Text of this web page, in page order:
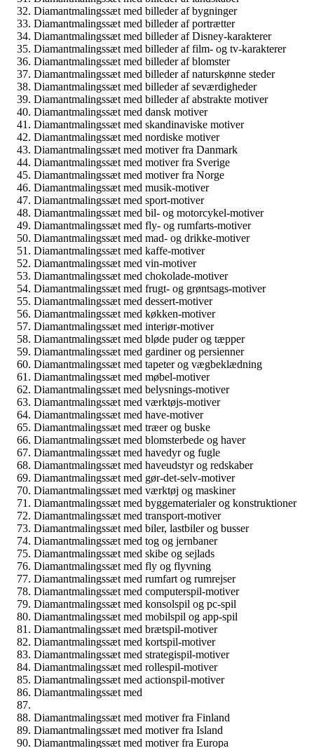
Diamantmalingssæt med billeder af bygninger
Diamantmalingssæt med billeder af portrætter
Diamantmalingssæt med billeder af Disney-karakterer
Diamantmalingssæt med billeder af film- og tv-karakterer
Diamantmalingssæt med billeder af blomster
Diamantmalingssæt med billeder af naturskønne steder
Diamantmalingssæt med billeder af seværdigheder
Diamantmalingssæt med billeder af abstrakte motiver
Diamantmalingssæt med dansk motiver
Diamantmalingssæt med skandinaviske motiver
Diamantmalingssæt med nordiske motiver
Diamantmalingssæt med motiver fra Danmark
Diamantmalingssæt med motiver fra Sverige
Diamantmalingssæt med motiver fra Norge
Diamantmalingssæt med musik-motiver
Diamantmalingssæt med sport-motiver
Diamantmalingssæt med bil- og motorcykel-motiver
Diamantmalingssæt med fly- og rumfarts-motiver
Diamantmalingssæt med mad- og drikke-motiver
Diamantmalingssæt med kaffe-motiver
Diamantmalingssæt med vin-motiver
Diamantmalingssæt med chokolade-motiver
Diamantmalingssæt med frugt- og grøntsags-motiver
Diamantmalingssæt med dessert-motiver
Diamantmalingssæt med køkken-motiver
Diamantmalingssæt med interiør-motiver
Diamantmalingssæt med bløde puder og tæpper
Diamantmalingssæt med gardiner og persienner
Diamantmalingssæt med tapeter og vægbeklædning
Diamantmalingssæt med møbel-motiver
Diamantmalingssæt med belysnings-motiver
Diamantmalingssæt med værktøjs-motiver
Diamantmalingssæt med have-motiver
Diamantmalingssæt med træer og buske
Diamantmalingssæt med blomsterbede og haver
Diamantmalingssæt med havedyr og fugle
Diamantmalingssæt med haveudstyr og redskaber
Diamantmalingssæt med gør-det-selv-motiver
Diamantmalingssæt med værktøj og maskiner
Diamantmalingssæt med byggematerialer og konstruktioner
Diamantmalingssæt med transport-motiver
Diamantmalingssæt med biler, lastbiler og busser
Diamantmalingssæt med tog og jernbaner
Diamantmalingssæt med skibe og sejlads
Diamantmalingssæt med fly og flyvning
Diamantmalingssæt med rumfart og rumrejser
Diamantmalingssæt med computerspil-motiver
Diamantmalingssæt med konsolspil og pc-spil
Diamantmalingssæt med mobilspil og app-spil
Diamantmalingssæt med brætspil-motiver
Diamantmalingssæt med kortspil-motiver
Diamantmalingssæt med strategispil-motiver
Diamantmalingssæt med rollespil-motiver
Diamantmalingssæt med actionspil-motiver
Diamantmalingssæt med
Diamantmalingssæt med motiver fra Finland
Diamantmalingssæt med motiver fra Island
Diamantmalingssæt med motiver fra Europa